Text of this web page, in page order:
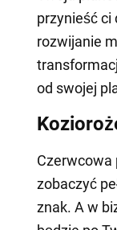
przynieść ci
rozwijanie
od swojej
Czerwcowa
zobaczyć
znak. A w